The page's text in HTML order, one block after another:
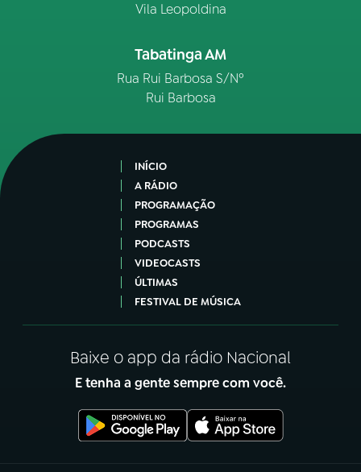
Vila Leopoldina
Tabatinga AM
Rua Rui Barbosa S/Nº
Rui Barbosa
INÍCIO
A RÁDIO
PROGRAMAÇÃO
PROGRAMAS
PODCASTS
VIDEOCASTS
ÚLTIMAS
FESTIVAL DE MÚSICA
Baixe o app da rádio Nacional
E tenha a gente sempre com você.